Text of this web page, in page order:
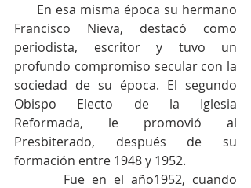
Francisco Nieva, destacó como
periodista, escritor y tuvo un
profundo compromiso secular con la
sociedad de su época. El segundo
Obispo Electo de la Iglesia
Reformada, le promovió al
Presbiterado, después de su
formación entre 1948 y 1952.